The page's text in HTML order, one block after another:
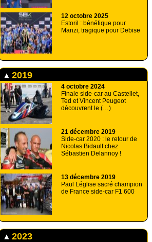
12 octobre 2025
Estoril : bénéfique pour
Manzi, tragique pour Debise
2019
4 octobre 2024
Finale side-car au Castellet,
Ted et Vincent Peugeot
découvrent le (…)
21 décembre 2019
Side-car 2020 : le retour de
Nicolas Bidault chez
Sébastien Delannoy !
13 décembre 2019
Paul Léglise sacré champion
de France side-car F1 600
2023